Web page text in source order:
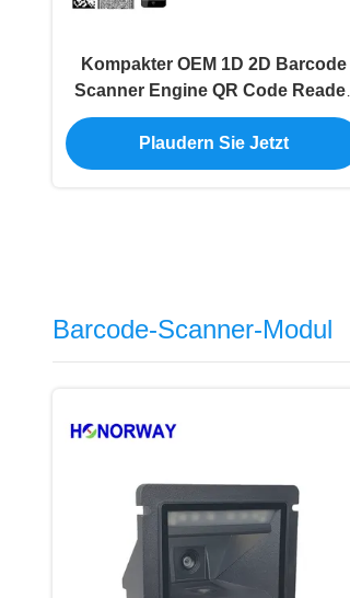
Kompakter OEM 1D 2D Barcode
Scanner Engine QR Code Reader
Modul 0,3MP Pixel
Plaudern Sie Jetzt
Barcode-Scanner-Modul